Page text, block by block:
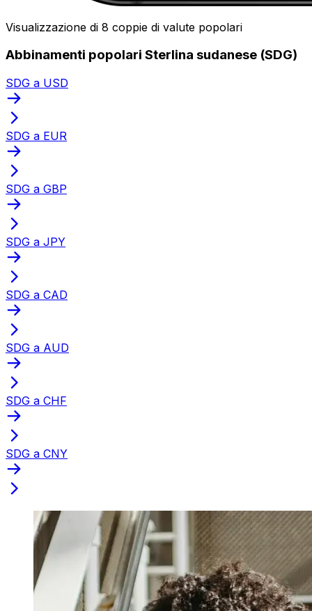
Visualizzazione di 8 coppie di valute popolari
Abbinamenti popolari Sterlina sudanese (SDG)
SDG a USD
SDG a EUR
SDG a GBP
SDG a JPY
SDG a CAD
SDG a AUD
SDG a CHF
SDG a CNY